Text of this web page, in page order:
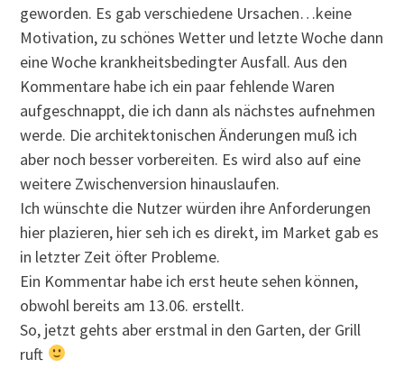
geworden. Es gab verschiedene Ursachen…keine
Motivation, zu schönes Wetter und letzte Woche dann
eine Woche krankheitsbedingter Ausfall. Aus den
Kommentare habe ich ein paar fehlende Waren
aufgeschnappt, die ich dann als nächstes aufnehmen
werde. Die architektonischen Änderungen muß ich
aber noch besser vorbereiten. Es wird also auf eine
weitere Zwischenversion hinauslaufen.
Ich wünschte die Nutzer würden ihre Anforderungen
hier plazieren, hier seh ich es direkt, im Market gab es
in letzter Zeit öfter Probleme.
Ein Kommentar habe ich erst heute sehen können,
obwohl bereits am 13.06. erstellt.
So, jetzt gehts aber erstmal in den Garten, der Grill
ruft